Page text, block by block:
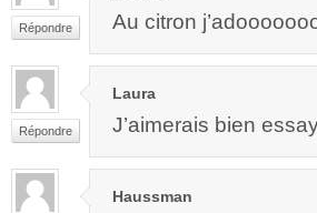
Répondre Au citron
Répondre
Laura
J’aimerais bien
Haussman